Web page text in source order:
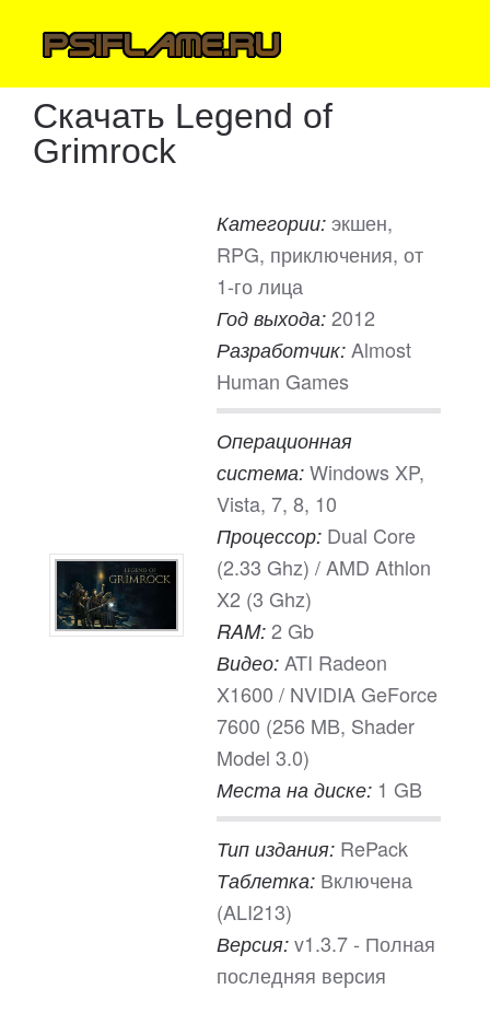
Скачать Legend of
Grimrock
Категории: экшен,
RPG, приключения, от
1-го лица
Год выхода: 2012
Разработчик: Almost
Human Games
Операционная
система: Windows XP,
Vista, 7, 8, 10
Процессор: Dual Core
(2.33 Ghz) / AMD Athlon
X2 (3 Ghz)
RAM: 2 Gb
Видео: ATI Radeon
X1600 / NVIDIA GeForce
7600 (256 MB, Shader
Model 3.0)
Места на диске: 1 GB
Тип издания: RePack
Таблетка: Включена
(ALI213)
Версия: v1.3.7 - Полная
последняя версия